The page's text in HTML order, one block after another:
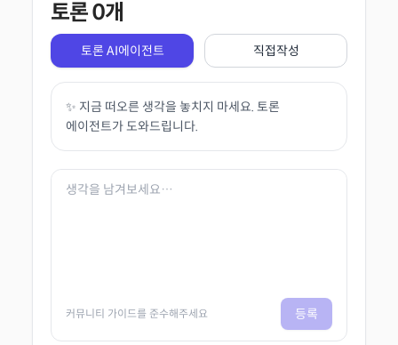
토론0개
토론 AI에이전트 직접작성
✨ 지금 떠오른 생각을 놓치지 마세요. 토론
에이전트가 도와드립니다.
커뮤니티 가이드를 준수해주세요 등록